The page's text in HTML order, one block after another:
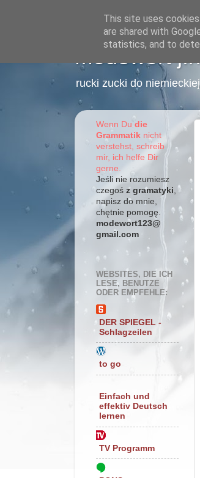
Modewort
rucki zucki do
Wenn Dudie
Grammatik nicht
verstehst, schreib
mir, ich helfe Dir
gerne.
Jeśli nie rozumiesz
czegoś z gramatyki
napisz do mnie,
chętnie pomogę.
modewort123@
gmail.com
WEBSITES, DIE ICH
LESE, BENUTZE
ODER EMPFEHLE:
DER SPIEGEL -
Schlagzeilen
to go
Einfach und
effektiv Deutsch
lernen
TV Programm
This site uses
are shared with
statistics, and to